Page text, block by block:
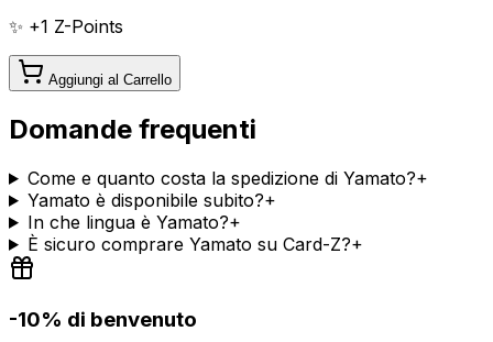
✨ +1 Z-Points
Aggiungi al Carrello
Domande frequenti
Come e quanto costa la spedizione di Yamato?+
Yamato è disponibile subito?+
In che lingua è Yamato?+
È sicuro comprare Yamato su Card-Z?+
-10% di benvenuto